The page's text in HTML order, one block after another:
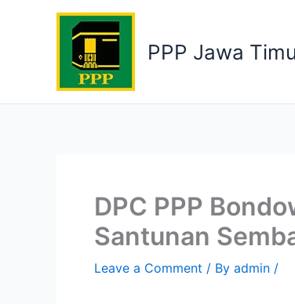
PPP Jawa
DPC PPP
Santunan
Leave a Comment / By admin /